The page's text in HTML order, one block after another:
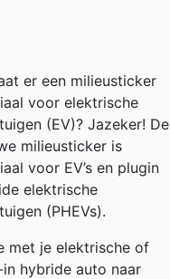
er een milieusticker
voor elektrische
(EV)? Jazeker! De
milieusticker is
voor EV’s en plugin
elektrische
(PHEVs).
met je elektrische of
hybride auto naar